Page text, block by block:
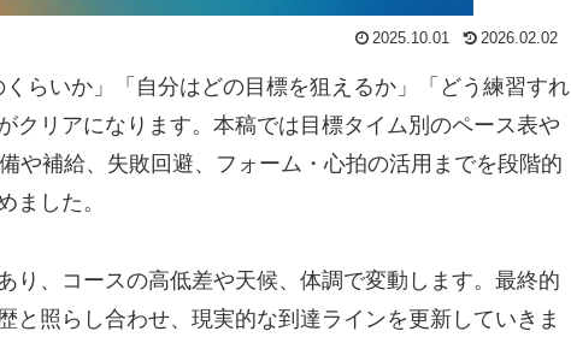
2025.10.01 2026.02.02
らいか」「自分はどの目標を狙えるか」「どう練習すれ
クリアになります。本稿では目標タイム別のペース表や
や補給、失敗回避、フォーム・心拍の活用までを段階的
ました。
り、コースの高低差や天候、体調で変動します。最終的
と照らし合わせ、現実的な到達ラインを更新していきま